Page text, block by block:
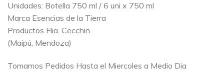
Unidades: Botella 750 ml / 6 uni x 750 ml
Marca Esencias de la Tierra
Productos Flia. Cecchin
(Maipú, Mendoza)
Tomamos Pedidos Hasta el Miercoles a Medio Dia